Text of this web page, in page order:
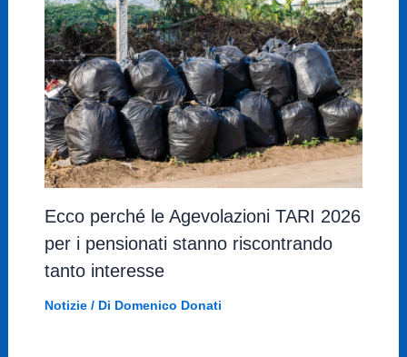
Ecco perché le Agevolazioni TARI 2026
per i pensionati stanno riscontrando
tanto interesse
Notizie/ Di Domenico Donati